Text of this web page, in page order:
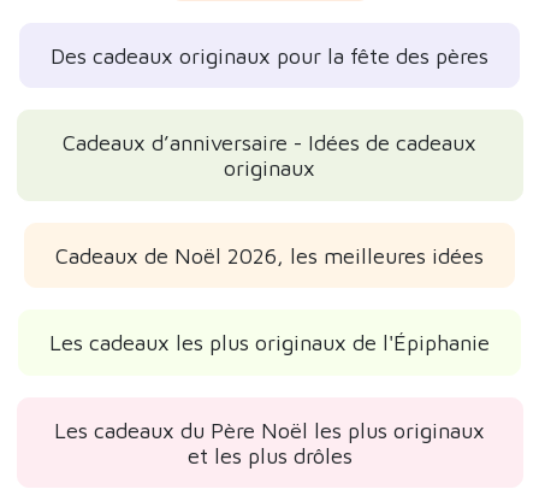
Des cadeaux originaux pour la fête des pères
Cadeaux d’anniversaire - Idées de cadeaux
originaux
Cadeaux de Noël 2026, les meilleures idées
Les cadeaux les plus originaux de l'Épiphanie
Les cadeaux du Père Noël les plus originaux
et les plus drôles